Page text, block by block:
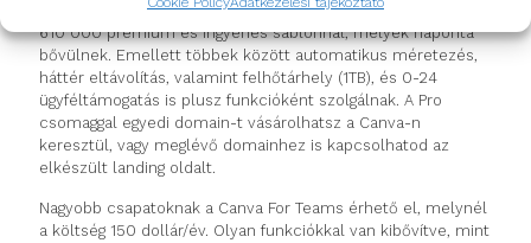
videó, hang és ábra áll rendelkezésre ebben a csomagban,
610 000 prémium és ingyenes sablonnal, melyek naponta
bővülnek. Emellett többek között automatikus méretezés,
háttér eltávolítás, valamint felhőtárhely (1TB), és 0-24
ügyféltámogatás is plusz funkcióként szolgálnak. A Pro
csomaggal egyedi domain-t vásárolhatsz a Canva-n
keresztül, vagy meglévő domainhez is kapcsolhatod az
elkészült landing oldalt.
Nagyobb csapatoknak a Canva For Teams érhető el, melynél
a költség 150 dollár/év. Olyan funkciókkal van kibővítve, mint